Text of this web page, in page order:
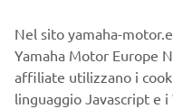
exclusive and limited
Nel sito yamaha-
Yamaha Motor Europe
affiliate utilizzano i
linguaggio Javascript e